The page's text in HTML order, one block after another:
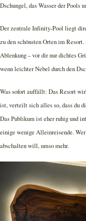
Dschungel, das Wasser der Pools
Der zentrale Infinity-Pool liegt
zu den schönsten Orten im
Ablenkung – vor dir nur dichtes
wenn leichter Nebel durch den
Was sofort auffällt: Das Resort
ist, verteilt sich alles so, dass du
Das Publikum ist eher ruhig und
einige wenige Alleinreisende.
abschalten will, umso mehr.